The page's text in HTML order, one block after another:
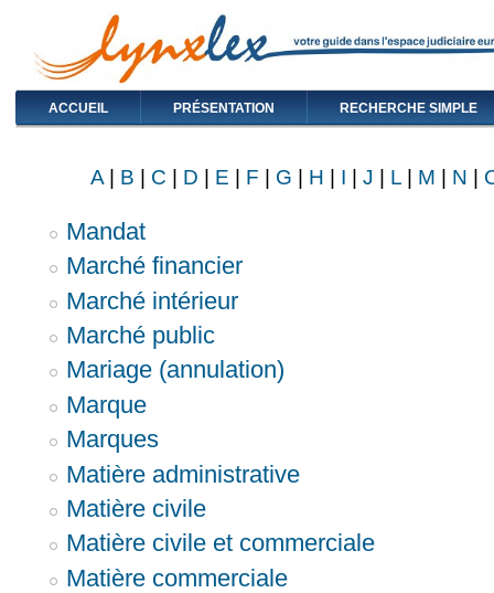
ACCUEIL PRÉSENTATION RECHERCHE SIMPLE
A B C D E F G H I |J L M N
Mandat
Marché financier
Marché intérieur
Marché public
Mariage (annulation)
Marque
Marques
Matière administrative
Matière civile
Matière civile et commerciale
Matière commerciale